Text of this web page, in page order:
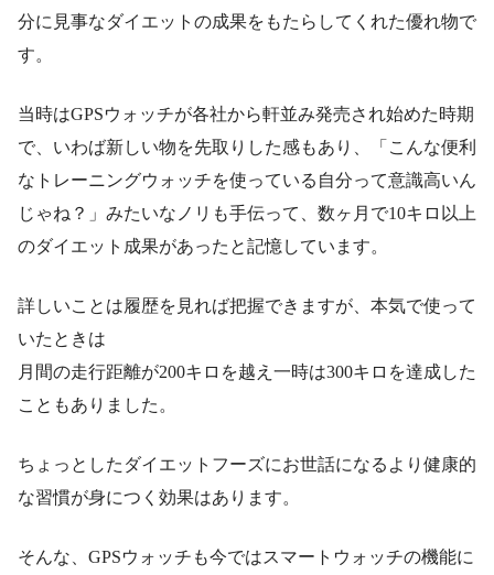
分に見事なダイエットの成果をもたらしてくれた優れ物で
す。
当時はGPSウォッチが各社から軒並み発売され始めた時期
で、いわば新しい物を先取りした感もあり、「こんな便利
なトレーニングウォッチを使っている自分って意識高いん
じゃね？」みたいなノリも手伝って、数ヶ月で10キロ以上
のダイエット成果があったと記憶しています。
詳しいことは履歴を見れば把握できますが、本気で使って
いたときは
月間の走行距離が200キロを越え一時は300キロを達成した
こともありました。
ちょっとしたダイエットフーズにお世話になるより健康的
な習慣が身につく効果はあります。
そんな、GPSウォッチも今ではスマートウォッチの機能に